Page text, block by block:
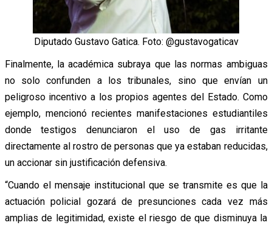
Diputado Gustavo Gatica. Foto: @gustavogaticav
Finalmente, la académica subraya que las normas ambiguas
no solo confunden a los tribunales, sino que envían un
peligroso incentivo a los propios agentes del Estado. Como
ejemplo, mencionó recientes manifestaciones estudiantiles
donde testigos denunciaron el uso de gas irritante
directamente al rostro de personas que ya estaban reducidas,
un accionar sin justificación defensiva.
“Cuando el mensaje institucional que se transmite es que la
actuación policial gozará de presunciones cada vez más
amplias de legitimidad, existe el riesgo de que disminuya la